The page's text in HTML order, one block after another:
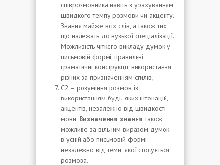
співрозмовника навіть з урахуванням
швидкого темпу розмови чи акценту.
Знання майже всіх слів, а також тих,
що належать до вузької спеціалізації.
Можливість чіткого викладу думок у
письмовій формі, правильні
граматичні конструкції, використання
різних за призначенням стилів;
С2 – розуміння розмов із
використанням будь-яких інтонацій,
акцентів, незалежно від швидкості
мови. Визначення знання також
можливе за вільним виразом думок
в усній або письмовій формі
незалежно від теми, якої стосується
розмова.